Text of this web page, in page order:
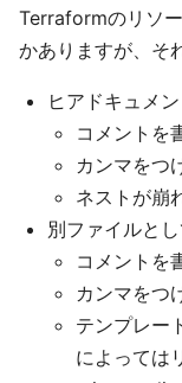
Terraformのリソ
かありますが、そ
ヒアドキュメ
コメントを
カンマをつ
ネストが崩
別ファイルと
コメントを
カンマをつ
テンプレー
によっては